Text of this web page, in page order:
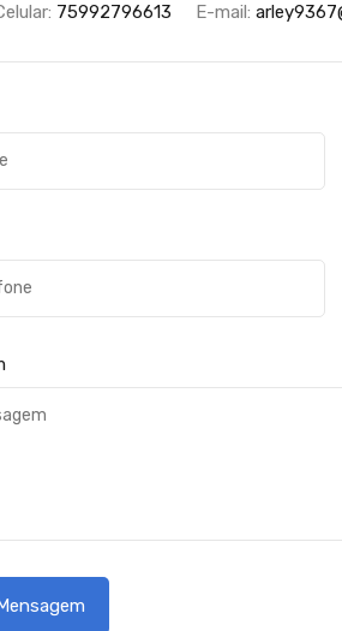
75992796613 E-mail: